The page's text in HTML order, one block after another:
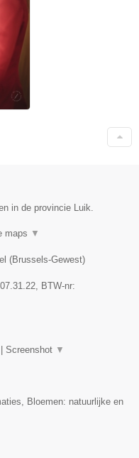
in de provincie Luik.
maps ▼
(Brussels-Gewest)
, BTW-nr:
| Screenshot ▼
Bloemen: natuurlijke en